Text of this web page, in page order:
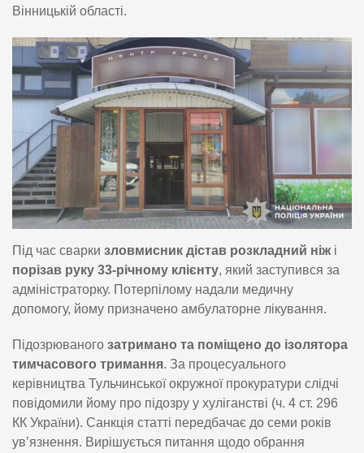
Вінницькій області.
Під час сварки зловмисник дістав розкладний ніж і
порізав руку 33-річному клієнту, який заступився за
адміністраторку. Потерпілому надали медичну
допомогу, йому призначено амбулаторне лікування.
Підозрюваного затримано та поміщено до ізолятора
тимчасового тримання. За процесуального
керівництва Тульчинської окружної прокуратури слідчі
повідомили йому про підозру у хуліганстві (ч. 4 ст. 296
КК України). Санкція статті передбачає до семи років
ув’язнення. Вирішується питання щодо обрання